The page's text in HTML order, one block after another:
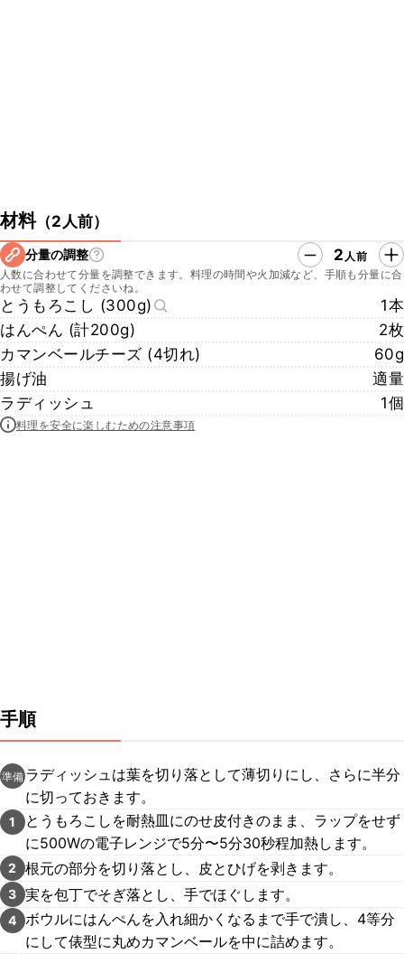
材料（2人前）
分量の調整 2 人前
人数に合わせて分量を調整できます。料理の時間や火加減など、手順も分量に合
わせて調整してくださいね。
とうもろこし (300g)
1本
はんぺん (計200g)
2枚
カマンベールチーズ (4切れ)
60g
揚げ油
適量
ラディッシュ
1個
料理を安全に楽しむための注意事項
手順
準備 ラディッシュは葉を切り落として薄切りにし、さらに半分
に切っておきます。
1
とうもろこしを耐熱皿にのせ皮付きのまま、ラップをせず
に500Wの電子レンジで5分〜5分30秒程加熱します。
2 根元の部分を切り落とし、皮とひげを剥きます。
3 実を包丁でそぎ落とし、手でほぐします。
4 ボウルにはんぺんを入れ細かくなるまで手で潰し、4等分
にして俵型に丸めカマンベールを中に詰めます。